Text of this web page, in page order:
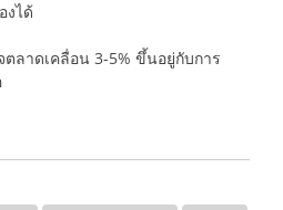
งได้
ลาดเคลื่อน 3-5% ขึ้นอยู่กับการ